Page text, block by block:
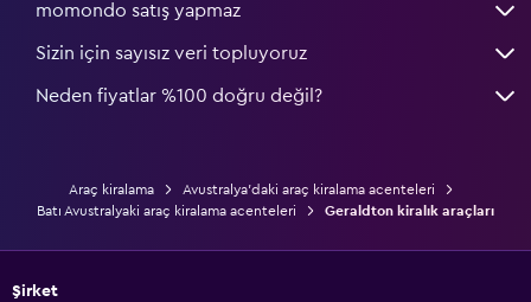
momondo satış yapmaz
Sizin için sayısız veri topluyoruz
Neden fiyatlar %100 doğru değil?
Araç kiralama
Avustralya'daki araç kiralama acenteleri
Batı Avustralyaki araç kiralama acenteleri
Geraldton kiralık araçları
Şirket